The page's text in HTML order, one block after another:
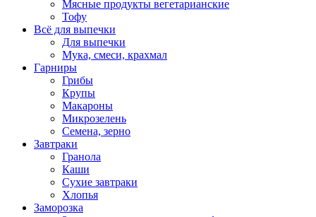
Мясные продукты вегетарианские
Тофу
Всё для выпечки
Для выпечки
Мука, смеси, крахмал
Гарниры
Грибы
Крупы
Макароны
Микрозелень
Семена, зерно
Завтраки
Гранола
Каши
Сухие завтраки
Хлопья
Заморозка